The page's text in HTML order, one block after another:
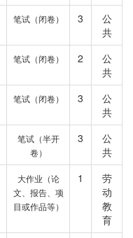
笔试（闭卷） 3
公
共
笔试（闭卷） 2
公
共
笔试（闭卷） 3
公
共
笔试（半开
卷）
3
公
共
大作业（论
文、报告、项
目或作品等）
1
劳
动
教
育